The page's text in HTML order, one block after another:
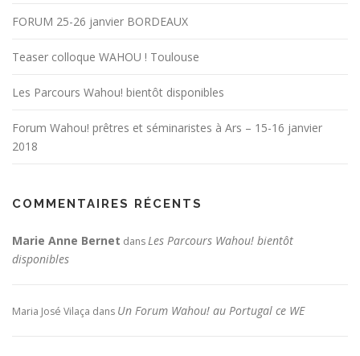
FORUM 25-26 janvier BORDEAUX
Teaser colloque WAHOU ! Toulouse
Les Parcours Wahou! bientôt disponibles
Forum Wahou! prêtres et séminaristes à Ars – 15-16 janvier
2018
COMMENTAIRES RÉCENTS
Marie Anne Bernet dansLes Parcours Wahou! bientôt
disponibles
Maria José Vilaça dans Un Forum Wahou! au Portugal ce WE